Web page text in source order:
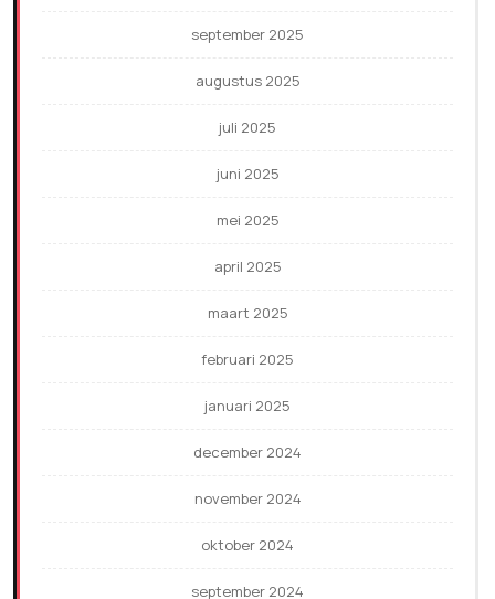
september 2025
augustus 2025
juli 2025
juni 2025
mei 2025
april 2025
maart 2025
februari 2025
januari 2025
december 2024
november 2024
oktober 2024
september 2024